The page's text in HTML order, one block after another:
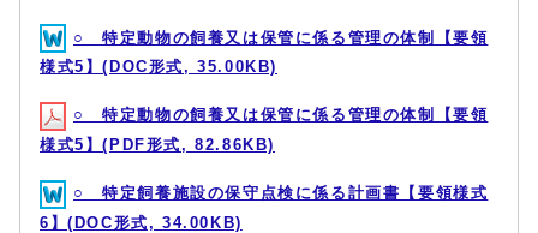
○ 特定動物の飼養又は保管に係る管理の体制【要領
様式5】(DOC形式, 35.00KB)
○ 特定動物の飼養又は保管に係る管理の体制【要領
様式5】(PDF形式, 82.86KB)
○ 特定飼養施設の保守点検に係る計画書【要領様式
6】(DOC形式, 34.00KB)